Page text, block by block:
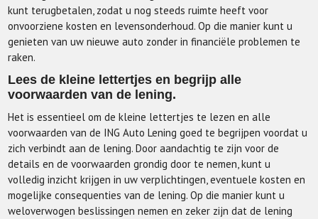
kunt terugbetalen, zodat u nog steeds ruimte heeft voor
onvoorziene kosten en levensonderhoud. Op die manier kunt u
genieten van uw nieuwe auto zonder in financiële problemen te
raken.
Lees de kleine lettertjes en begrijp alle
voorwaarden van de lening.
Het is essentieel om de kleine lettertjes te lezen en alle
voorwaarden van de ING Auto Lening goed te begrijpen voordat u
zich verbindt aan de lening. Door aandachtig te zijn voor de
details en de voorwaarden grondig door te nemen, kunt u
volledig inzicht krijgen in uw verplichtingen, eventuele kosten en
mogelijke consequenties van de lening. Op die manier kunt u
weloverwogen beslissingen nemen en zeker zijn dat de lening